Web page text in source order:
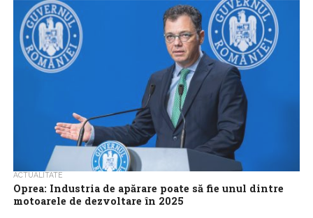
cea mai bună metodă de scădere a deficitului bugetar este
creşterea PIB-ului,...
ACTUALITATE
Oprea: Industria de apărare poate să fie unul dintre
motoarele de dezvoltare în 2025